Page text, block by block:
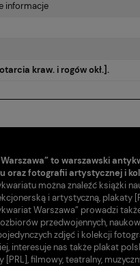
informacje
kraw. i rogów okł.].
to warszawski
oraz fotografii artystycznej i
można znaleźć książki
i artystyczną, plakaty
Warszawa” prowadzi
przedwojennych,
zdjęć i kolekcji
interesuje nas także plakat
[PRL], filmowy, teatralny,